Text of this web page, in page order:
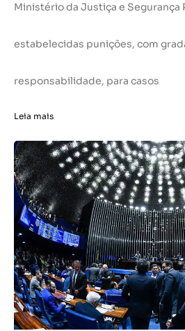
Ministério da Justiça e Segurança
estabelecidas punições, com
responsabilidade, para casos
Leia mais